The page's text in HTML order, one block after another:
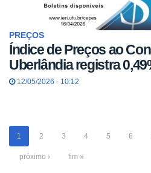
PREÇOS
Índice de Preços ao
Uberlândia registra
12/05/2026 - 10:12
1 2 3 4 5 6
próximo › fim »